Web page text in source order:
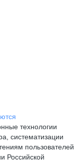
технологии
систематизации
пользователей
Российской